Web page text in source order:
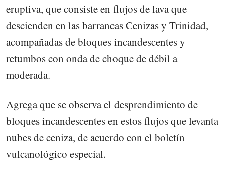
eruptiva, que consiste en flujos de lava que
descienden en las barrancas Cenizas y Trinidad,
acompañadas de bloques incandescentes y
retumbos con onda de choque de débil a
moderada.
Agrega que se observa el desprendimiento de
bloques incandescentes en estos flujos que levanta
nubes de ceniza, de acuerdo con el boletín
vulcanológico especial.